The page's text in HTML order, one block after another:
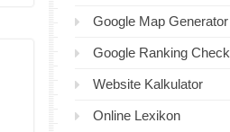
Google Map Generator
Google Ranking Check
Website Kalkulator
Online Lexikon